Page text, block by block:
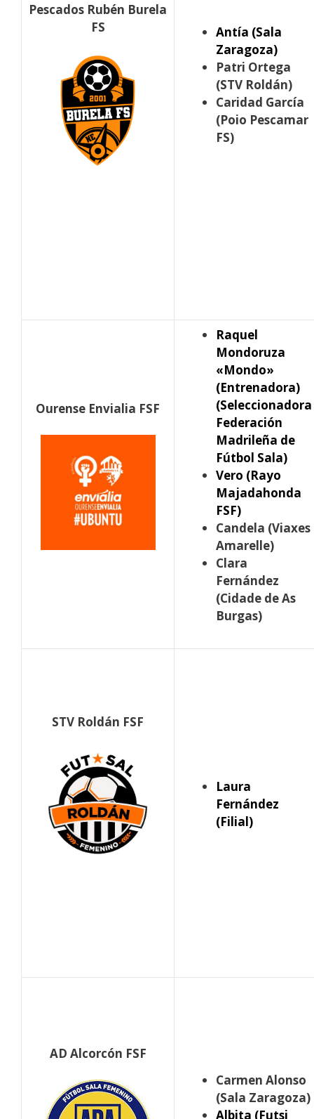
Pescados Rubén Burela
FS
Antía (Sala
Zaragoza)
Patri Ortega
(STV Roldán)
Caridad García
(Poio Pescamar
FS)
Ourense Envialia FSF
Raquel
Mondoruza
«Mondo»
(Entrenadora)
(Seleccionadora
Federación
Madrileña de
Fútbol Sala)
Vero (Rayo
Majadahonda
FSF)
Candela (Viaxes
Amarelle)
Clara
Fernández
(Cidade de As
Burgas)
STV Roldán FSF
Laura
Fernández
(Filial)
AD Alcorcón FSF
Carmen Alonso
(Sala Zaragoza)
Albita (Futsi